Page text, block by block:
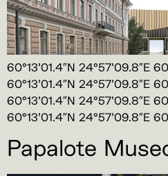
60°13’01.4″N 24°57’09.8″E
60°13’01.4″N 24°57’09.8″E
60°13’01.4″N 24°57’09.8″E
60°13’01.4″N 24°57’09.8″E
Papalote